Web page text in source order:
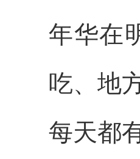
年华在
吃、地
每天都